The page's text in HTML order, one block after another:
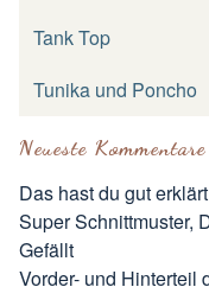
Tank Top
Tunika und Poncho
Neueste Kommentare
Das hast du gut
Super Schnittmuster,
Gefällt
Vorder- und Hinterteil